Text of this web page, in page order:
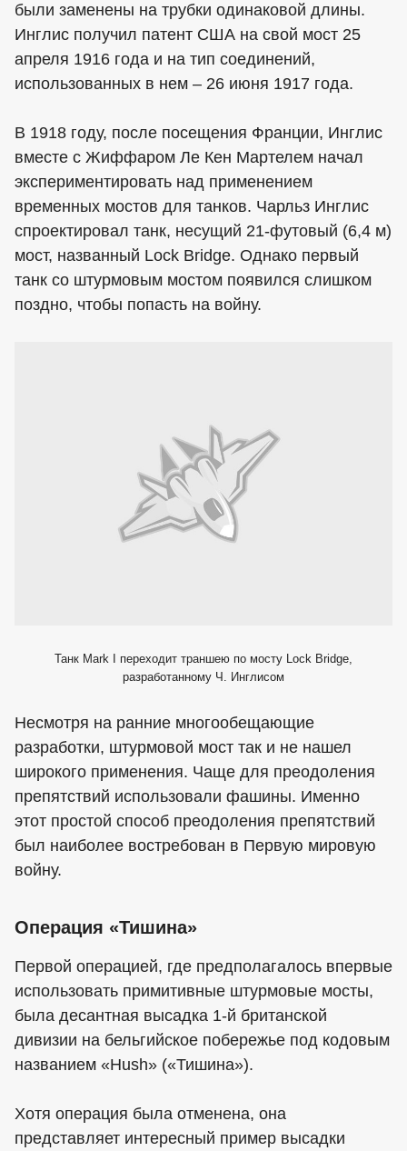
были заменены на трубки одинаковой длины.
Инглис получил патент США на свой мост 25
апреля 1916 года и на тип соединений,
использованных в нем – 26 июня 1917 года.
В 1918 году, после посещения Франции, Инглис
вместе с Жиффаром Ле Кен Мартелем начал
экспериментировать над применением
временных мостов для танков. Чарльз Инглис
спроектировал танк, несущий 21-футовый (6,4 м)
мост, названный Lock Bridge. Однако первый
танк со штурмовым мостом появился слишком
поздно, чтобы попасть на войну.
Танк Mark I переходит траншею по мосту Lock Bridge,
разработанному Ч. Инглисом
Несмотря на ранние многообещающие
разработки, штурмовой мост так и не нашел
широкого применения. Чаще для преодоления
препятствий использовали фашины. Именно
этот простой способ преодоления препятствий
был наиболее востребован в Первую мировую
войну.
Операция «Тишина»
Первой операцией, где предполагалось впервые
использовать примитивные штурмовые мосты,
была десантная высадка 1-й британской
дивизии на бельгийское побережье под кодовым
названием «Hush» («Тишина»).
Хотя операция была отменена, она
представляет интересный пример высадки